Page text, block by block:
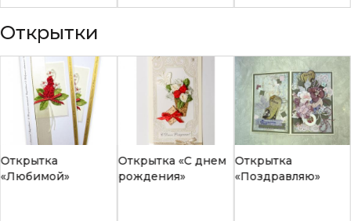
Открытки
Открытка
«Любимой»
Открытка «С днем
рождения»
Открытка
«Поздравляю»